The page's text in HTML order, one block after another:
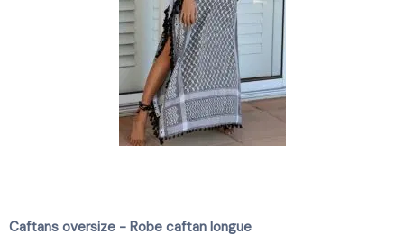
Caftans oversize - Robe caftan longue